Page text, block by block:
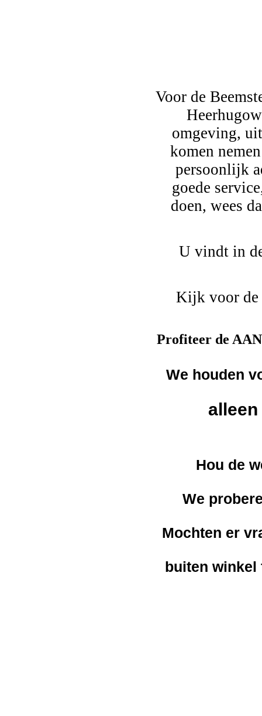
Voor de
omgeving,
komen
persoonlijk
goede
doen, wees
U vindt in
Kijk voor de
Profiteer de
We houden
alleen
Hou de
We
Mochten er
buiten winkel